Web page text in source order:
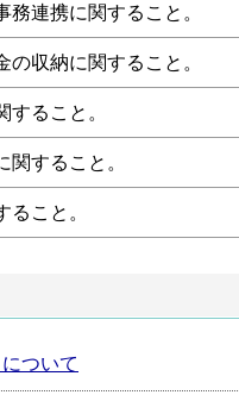
連携に関すること。
収納に関すること。
すること。
関すること。
ること。
ついて